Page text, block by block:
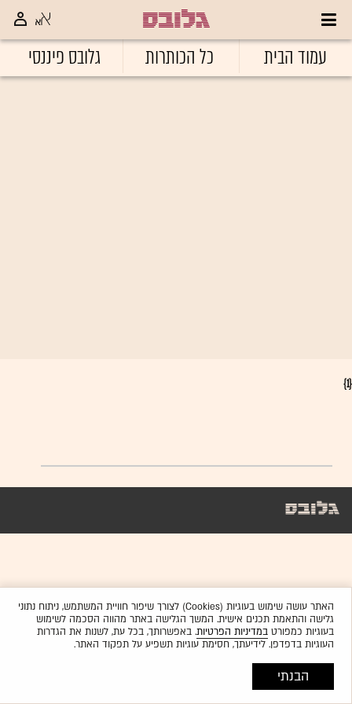
עמוד הבית כל הכותרות גלובס פיננסי
{1}
האתר עושה שימוש בעוגיות (Cookies) לצורך שיפור חוויית המשתמש, ניתוח נתוני
גלישה והתאמת תכנים אישית. המשך הגלישה באתר מהווה הסכמה לשימוש
בעוגיות כמפורטבמדיניות הפרטיות. באפשרותך, בכל עת, לשנות את הגדרות
העוגיות בדפדפן. לידיעתך, חסימת עוגיות תשפיע על תפקוד האתר.
הבנתי